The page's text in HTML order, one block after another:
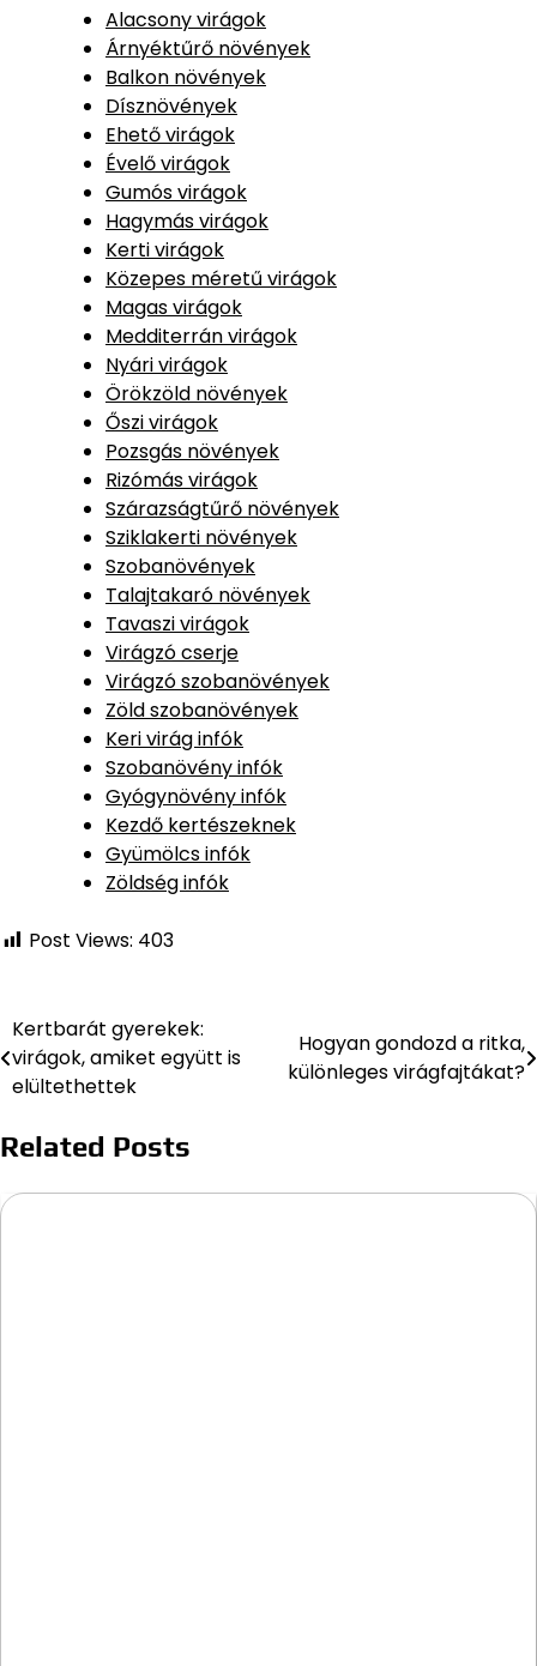
Alacsony virágok
Árnyéktűrő növények
Balkon növények
Dísznövények
Ehető virágok
Évelő virágok
Gumós virágok
Hagymás virágok
Kerti virágok
Közepes méretű virágok
Magas virágok
Medditerrán virágok
Nyári virágok
Örökzöld növények
Őszi virágok
Pozsgás növények
Rizómás virágok
Szárazságtűrő növények
Sziklakerti növények
Szobanövények
Talajtakaró növények
Tavaszi virágok
Virágzó cserje
Virágzó szobanövények
Zöld szobanövények
Keri virág infók
Szobanövény infók
Gyógynövény infók
Kezdő kertészeknek
Gyümölcs infók
Zöldség infók
Post Views: 403
Bejegyzés
navigáció
Kertbarát gyerekek:
virágok, amiket együtt is
elültethettek
Hogyan gondozd a ritka,
különleges virágfajtákat?
Related Posts